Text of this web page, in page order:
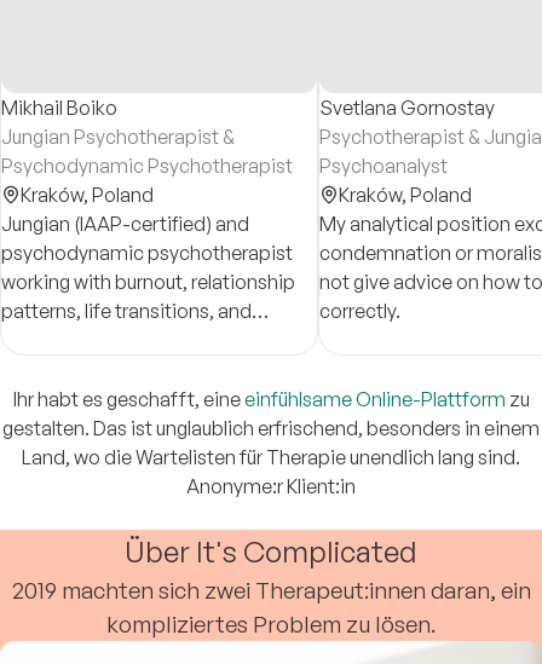
Mikhail Boiko
Jungian Psychotherapist &
Psychodynamic Psychotherapist
Kraków, Poland
Jungian (IAAP-certified) and
psychodynamic psychotherapist
working with burnout, relationship
patterns, life transitions, and
questions of meaning and identity.
Svetlana Gornostay
Psychotherapist &
Psychoanalyst
Kraków, Poland
My analytical position
condemnation or
not give advice on how
correctly.
Ihr habt es geschafft, eineeinfühlsame Online-Plattform zu
gestalten. Das ist unglaublich erfrischend, besonders in einem
Land, wo die Wartelisten für Therapie unendlich lang sind.
Anonyme:r Klient:in
Über It's Complicated
2019 machten sich zwei Therapeut:innen daran, ein
kompliziertes Problem zu lösen.